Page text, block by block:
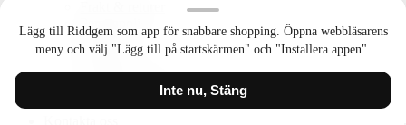
Lägg till Riddgem som app för snabbare shopping. Öppna webbläsarens
meny och välj "Lägg till på startskärmen" och "Installera appen".
Inte nu, Stäng
Personpolicy
Villkor
Sajtkarta
Rabattkuponger
Nyhetsbrev Avprenumerera